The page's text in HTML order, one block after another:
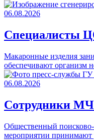
06.08.2026
Специалисты
Макаронные изделия
обеспечивают организм
06.08.2026
Сотрудники
Общественный
мероприятии принимают